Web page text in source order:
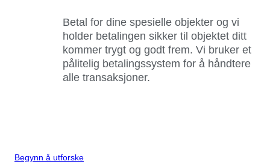
Betal for dine spesielle objekter og vi
holder betalingen sikker til objektet ditt
kommer trygt og godt frem. Vi bruker et
pålitelig betalingssystem for å håndtere
alle transaksjoner.
Begynn å utforske